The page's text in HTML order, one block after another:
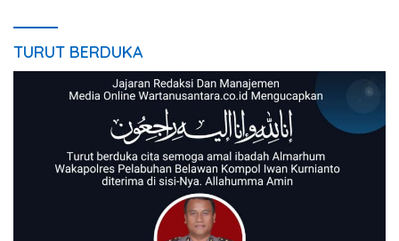
TURUT BERDUKA